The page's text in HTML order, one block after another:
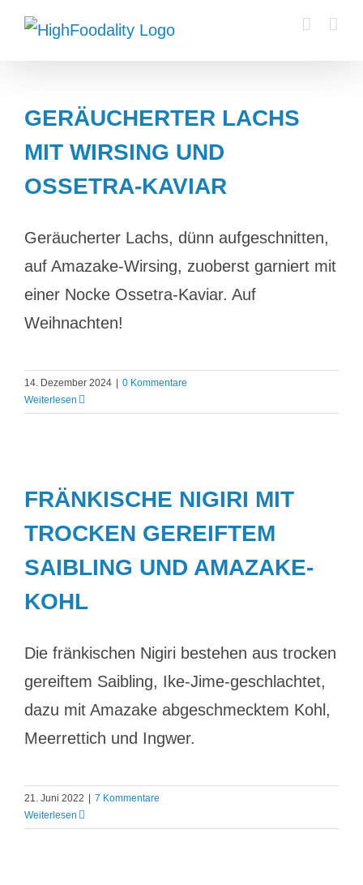
Zum
Inhalt
GERÄUCHERTER LACHS
MIT WIRSING UND
OSSETRA-KAVIAR
Geräucherter Lachs, dünn aufgeschnitten,
auf Amazake-Wirsing, zuoberst garniert mit
einer Nocke Ossetra-Kaviar. Auf
Weihnachten!
14. Dezember 2024
0 Kommentare
Weiterlesen
FRÄNKISCHE NIGIRI MIT
TROCKEN GEREIFTEM
SAIBLING UND AMAZAKE-
KOHL
Die fränkischen Nigiri bestehen aus trocken
gereiftem Saibling, Ike-Jime-geschlachtet,
dazu mit Amazake abgeschmecktem Kohl,
Meerrettich und Ingwer.
21. Juni 2022
7 Kommentare
Weiterlesen